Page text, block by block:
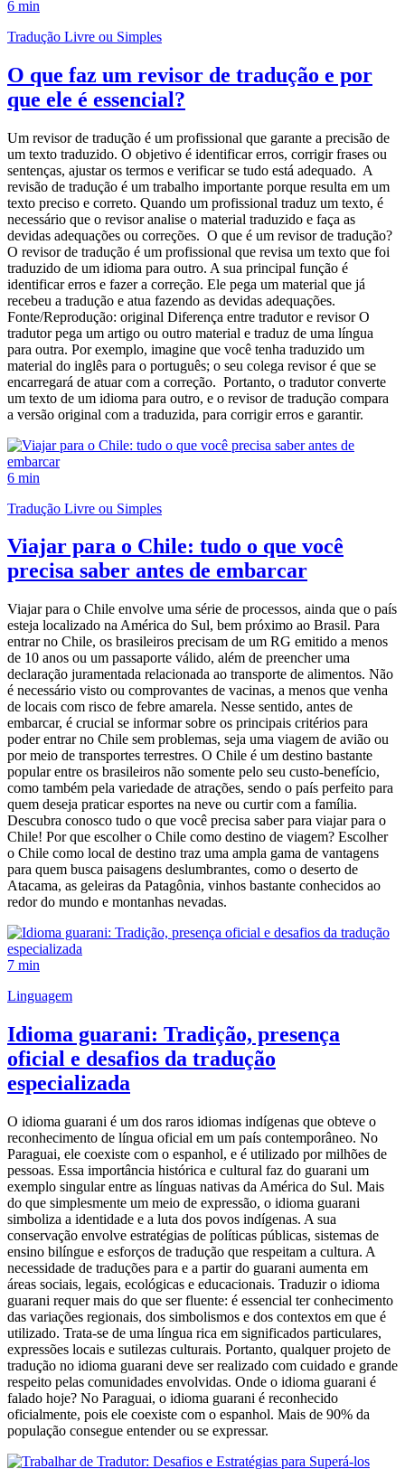
6 min
Tradução Livre ou Simples
O que faz um revisor de tradução e por
que ele é essencial?
Um revisor de tradução é um profissional que garante a precisão de
um texto traduzido. O objetivo é identificar erros, corrigir frases ou
sentenças, ajustar os termos e verificar se tudo está adequado. A
revisão de tradução é um trabalho importante porque resulta em um
texto preciso e correto. Quando um profissional traduz um texto, é
necessário que o revisor analise o material traduzido e faça as
devidas adequações ou correções. O que é um revisor de tradução?
O revisor de tradução é um profissional que revisa um texto que foi
traduzido de um idioma para outro. A sua principal função é
identificar erros e fazer a correção. Ele pega um material que já
recebeu a tradução e atua fazendo as devidas adequações.
Fonte/Reprodução: original Diferença entre tradutor e revisor O
tradutor pega um artigo ou outro material e traduz de uma língua
para outra. Por exemplo, imagine que você tenha traduzido um
material do inglês para o português; o seu colega revisor é que se
encarregará de atuar com a correção. Portanto, o tradutor converte
um texto de um idioma para outro, e o revisor de tradução compara
a versão original com a traduzida, para corrigir erros e garantir.
6 min
Tradução Livre ou Simples
Viajar para o Chile: tudo o que você
precisa saber antes de embarcar
Viajar para o Chile envolve uma série de processos, ainda que o país
esteja localizado na América do Sul, bem próximo ao Brasil. Para
entrar no Chile, os brasileiros precisam de um RG emitido a menos
de 10 anos ou um passaporte válido, além de preencher uma
declaração juramentada relacionada ao transporte de alimentos. Não
é necessário visto ou comprovantes de vacinas, a menos que venha
de locais com risco de febre amarela. Nesse sentido, antes de
embarcar, é crucial se informar sobre os principais critérios para
poder entrar no Chile sem problemas, seja uma viagem de avião ou
por meio de transportes terrestres. O Chile é um destino bastante
popular entre os brasileiros não somente pelo seu custo-benefício,
como também pela variedade de atrações, sendo o país perfeito para
quem deseja praticar esportes na neve ou curtir com a família.
Descubra conosco tudo o que você precisa saber para viajar para o
Chile! Por que escolher o Chile como destino de viagem? Escolher
o Chile como local de destino traz uma ampla gama de vantagens
para quem busca paisagens deslumbrantes, como o deserto de
Atacama, as geleiras da Patagônia, vinhos bastante conhecidos ao
redor do mundo e montanhas nevadas.
7 min
Linguagem
Idioma guarani: Tradição, presença
oficial e desafios da tradução
especializada
O idioma guarani é um dos raros idiomas indígenas que obteve o
reconhecimento de língua oficial em um país contemporâneo. No
Paraguai, ele coexiste com o espanhol, e é utilizado por milhões de
pessoas. Essa importância histórica e cultural faz do guarani um
exemplo singular entre as línguas nativas da América do Sul. Mais
do que simplesmente um meio de expressão, o idioma guarani
simboliza a identidade e a luta dos povos indígenas. A sua
conservação envolve estratégias de políticas públicas, sistemas de
ensino bilíngue e esforços de tradução que respeitam a cultura. A
necessidade de traduções para e a partir do guarani aumenta em
áreas sociais, legais, ecológicas e educacionais. Traduzir o idioma
guarani requer mais do que ser fluente: é essencial ter conhecimento
das variações regionais, dos simbolismos e dos contextos em que é
utilizado. Trata-se de uma língua rica em significados particulares,
expressões locais e sutilezas culturais. Portanto, qualquer projeto de
tradução no idioma guarani deve ser realizado com cuidado e grande
respeito pelas comunidades envolvidas. Onde o idioma guarani é
falado hoje? No Paraguai, o idioma guarani é reconhecido
oficialmente, pois ele coexiste com o espanhol. Mais de 90% da
população consegue entender ou se expressar.